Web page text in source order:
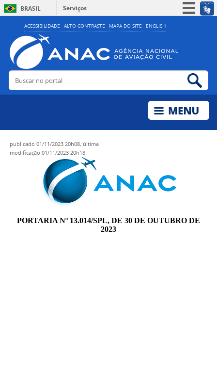
ACESSIBILIDADE ALTO CONTRASTE MAPA DO SITE ENGLISH
BRASIL
Serviços
Simplifique!
Acesso à informação
Legislação
Buscar no portal
publicado 01/11/2023 20h08, última
modificação 01/11/2023 20h18
PORTARIA Nº 13.014/SPL, DE 30 DE OUTUBRO DE
2023